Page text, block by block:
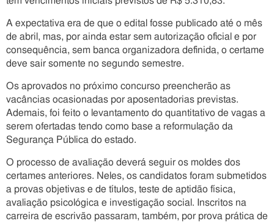
A expectativa era de que o edital fosse publicado até o mês
de abril, mas, por ainda estar sem autorização oficial e por
consequência, sem banca organizadora definida, o certame
deve sair somente no segundo semestre.
Os aprovados no próximo concurso preencherão as
vacâncias ocasionadas por aposentadorias previstas.
Ademais, foi feito o levantamento do quantitativo de vagas a
serem ofertadas tendo como base a reformulação da
Segurança Pública do estado.
O processo de avaliação deverá seguir os moldes dos
certames anteriores. Neles, os candidatos foram submetidos
a provas objetivas e de títulos, teste de aptidão física,
avaliação psicológica e investigação social. Inscritos na
carreira de escrivão passaram, também, por prova prática de